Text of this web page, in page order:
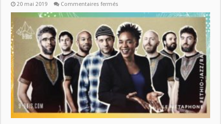
20 mai 2019 Commentaires fermés
Scène
#2
avec
Mamani
Keita